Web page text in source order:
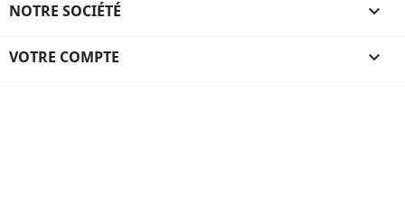
NOTRE SOCIÉTÉ 
VOTRE COMPTE 